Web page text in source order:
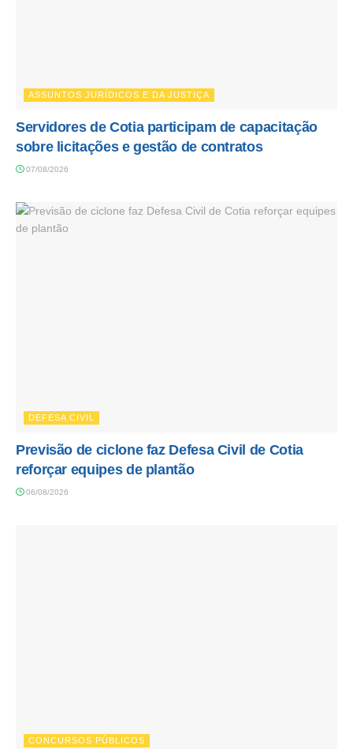
ASSUNTOS JURÍDICOS E DA JUSTIÇA
Servidores de Cotia participam de capacitação
sobre licitações e gestão de contratos
07/08/2026
DEFESA CIVIL
Previsão de ciclone faz Defesa Civil de Cotia
reforçar equipes de plantão
06/08/2026
CONCURSOS PÚBLICOS